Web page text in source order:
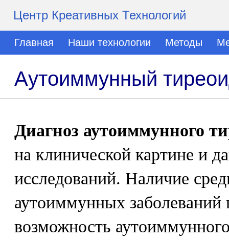
Центр Креативных Технологий
Главная Наши технологии Методы
Аутоиммунный
Диагноз аутоиммунного
на клинической картине и
исследований. Наличие
аутоиммунных заболеваний
возможность